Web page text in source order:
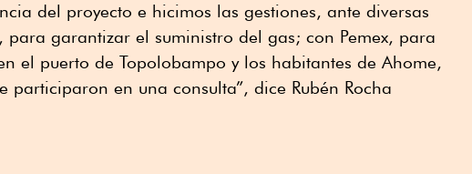
del proyecto e hicimos las gestiones, ante diversas
para garantizar el suministro del gas; con Pemex, para
el puerto de Topolobampo y los habitantes de Ahome,
participaron en una consulta”, dice Rubén Rocha